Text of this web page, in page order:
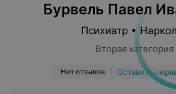
Бурвель Павел
Психиатр •
Вторая категория
Нет отзывов Оставить